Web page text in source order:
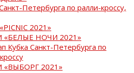
Петербурга по ралли-кроссу,
2021»
«БЕЛЫЕ НОЧИ 2021»
Кубка Санкт-Петербурга по
«ВЫБОРГ 2021»